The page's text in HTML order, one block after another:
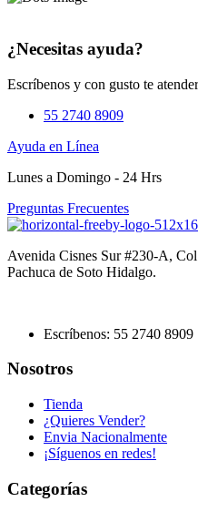
¿Necesitas ayuda?
Escríbenos y con gusto te
55 2740 8909
Ayuda en Línea
Lunes a Domingo - 24 Hrs
Preguntas Frecuentes
Avenida Cisnes Sur #230-A,
Pachuca de Soto Hidalgo.
Escríbenos: 55 2740 8909
Nosotros
Tienda
¿Quieres Vender?
Envia Nacionalmente
¡Síguenos en redes!
Categorías